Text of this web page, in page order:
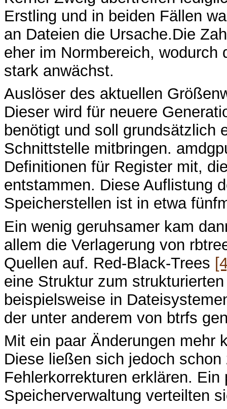
Erstling und in beiden Fällen
an Dateien die Ursache.Die
eher im Normbereich, wodurch
stark anwächst.
Auslöser des aktuellen
Dieser wird für neuere
benötigt und soll grundsätzlich
Schnittstelle mitbringen.
Definitionen für Register mit,
entstammen. Diese Auflistung
Speicherstellen ist in etwa
Ein wenig geruhsamer kam
allem die Verlagerung von
Quellen auf. Red-Black-Trees
eine Struktur zum
beispielsweise in
der unter anderem von btrfs
Mit ein paar Änderungen mehr
Diese ließen sich jedoch
Fehlerkorrekturen erklären.
Speicherverwaltung verteilten